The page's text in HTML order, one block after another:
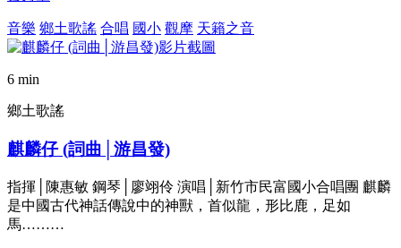
音樂 鄉土歌謠 合唱 國小 觀摩 天籟之音
6 min
鄉土歌謠
麒麟仔 (詞曲│游昌發)
指揮│陳惠敏 鋼琴│廖翊伶 演唱│新竹市民富國小合唱團 麒麟
是中國古代神話傳說中的神獸，首似龍，形比鹿，足如
馬………